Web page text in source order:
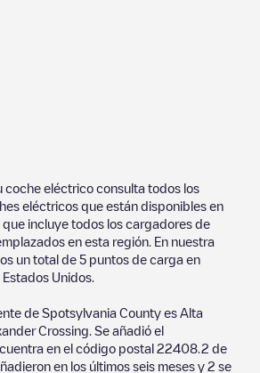
coche eléctrico consulta todos los
eléctricos que están disponibles en
que incluye todos los cargadores de
en esta región. En nuestra
un total de 5 puntos de carga en
Estados Unidos
de Spotsylvania County es Alta
Crossing . Se añadió el
en el código postal 22408 2 de
en los últimos seis meses y 2 se